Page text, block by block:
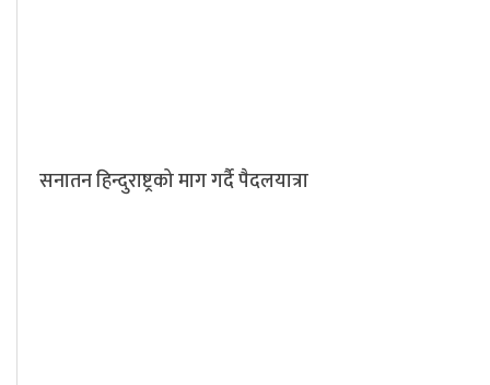
सनातन हिन्दुराष्ट्रको माग गर्दै पैदलयात्रा